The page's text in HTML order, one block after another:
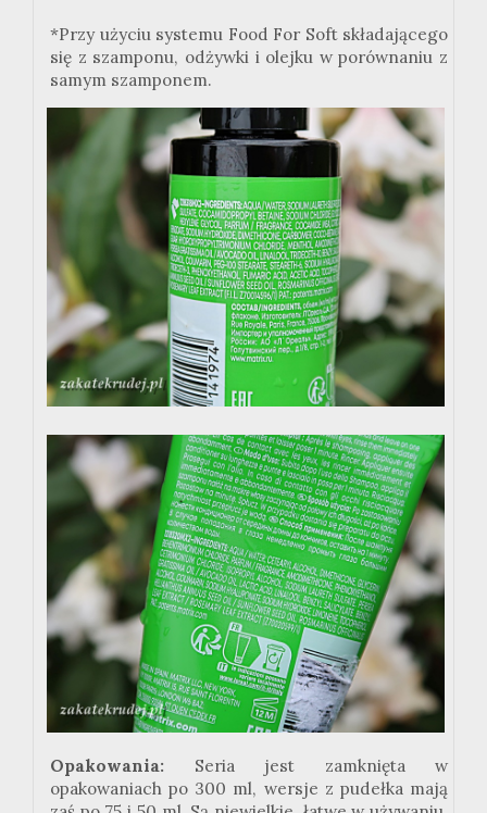
*Przy użyciu systemu Food For Soft składającego
się z szamponu, odżywki i olejku w porównaniu z
samym szamponem.
Opakowania: Seria jest zamknięta w
opakowaniach po 300 ml, wersje z pudełka mają